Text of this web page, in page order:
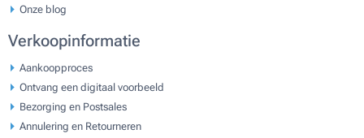
Onze blog
Verkoopinformatie
Aankoopproces
Ontvang een digitaal voorbeeld
Bezorging en Postsales
Annulering en Retourneren